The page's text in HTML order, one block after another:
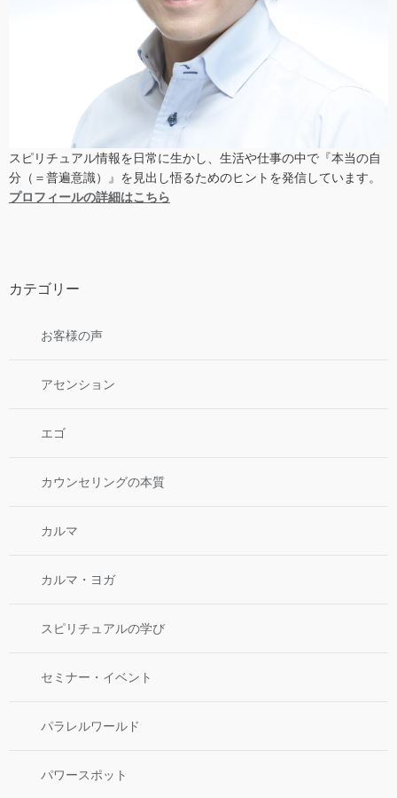
スピリチュアル情報を日常に生かし、生活や仕事の中で『本当の自
分（＝普遍意識）』を見出し悟るためのヒントを発信しています。
プロフィールの詳細はこちら
カテゴリー
お客様の声
アセンション
エゴ
カウンセリングの本質
カルマ
カルマ・ヨガ
スピリチュアルの学び
セミナー・イベント
パラレルワールド
パワースポット